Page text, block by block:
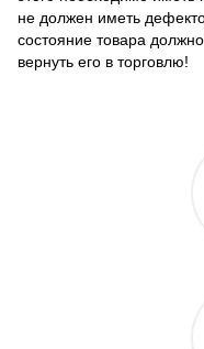
не должен иметь
состояние товара
вернуть его в торговлю!